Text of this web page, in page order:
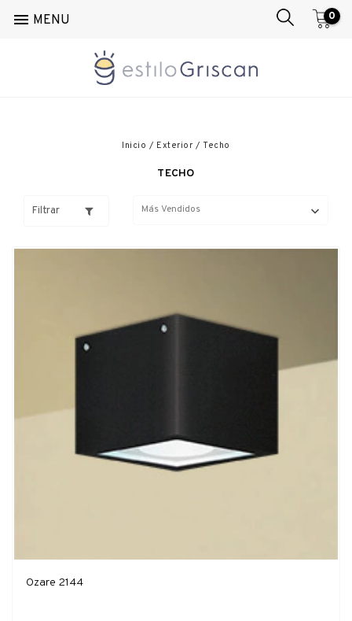
 MENU 0
Inicio / Exterior / Techo
TECHO
Filtrar
Ozare 2144